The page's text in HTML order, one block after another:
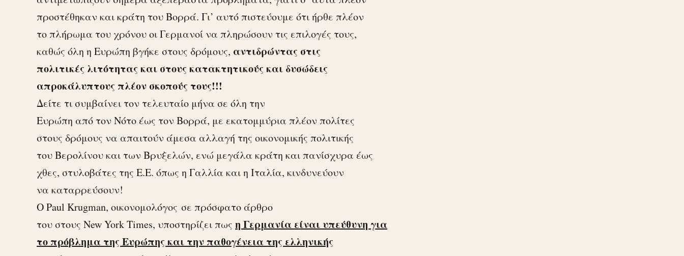
προστέθηκαν και κράτη του Βορρά. Γι’ αυτό πιστεύουμε ότι ήρθε πλέον
το πλήρωμα του χρόνου οι Γερμανοί να πληρώσουν τις επιλογές τους,
καθώς όλη η Ευρώπη βγήκε στους δρόμους, αντιδρώντας στις
πολιτικές λιτότητας και στους κατακτητικούς και δυσώδεις
απροκάλυπτους πλέον σκοπούς τους!!!
Δείτε τι συμβαίνει τον τελευταίο μήνα σε όλη την
Ευρώπη από τον Νότο έως τον Βορρά, με εκατομμύρια πλέον πολίτες
στους δρόμους να απαιτούν άμεσα αλλαγή της οικονομικής πολιτικής
του Βερολίνου και των Βρυξελών, ενώ μεγάλα κράτη και πανίσχυρα έως
χθες, στυλοβάτες της Ε.Ε. όπως η Γαλλία και η Ιταλία, κινδυνεύουν
να καταρρεύσουν!
Ο Paul Krugman, οικονομολόγος σε πρόσφατο άρθρο
του στους Νew York Times, υποστηρίζει πως η Γερμανία είναι υπεύθυνη για
το πρόβλημα της Ευρώπης και την παθογένεια της ελληνικής